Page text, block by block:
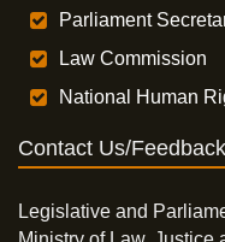
Parliament
Law Commission
National Human
Contact Us/Feedback
Legislative and